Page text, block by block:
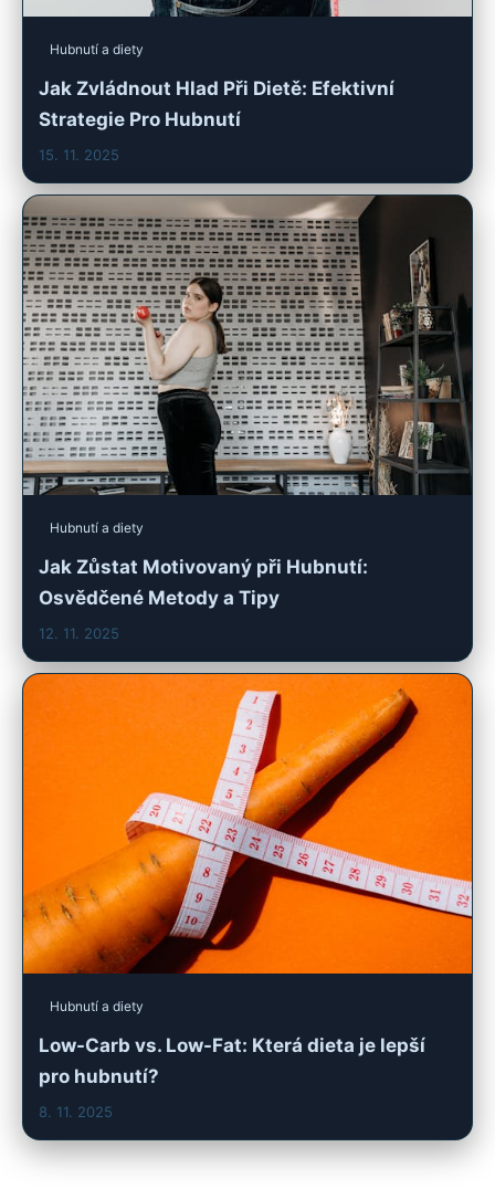
Hubnutí a diety
Jak Zvládnout Hlad Při Dietě: Efektivní
Strategie Pro Hubnutí
15. 11. 2025
Hubnutí a diety
Jak Zůstat Motivovaný při Hubnutí:
Osvědčené Metody a Tipy
12. 11. 2025
Hubnutí a diety
Low-Carb vs. Low-Fat: Která dieta je lepší
pro hubnutí?
8. 11. 2025